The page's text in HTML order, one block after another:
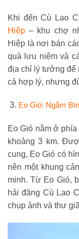
Khi đến Cù Lao
Hiệp – khu chợ
Hiệp là nơi bán
quà lưu niệm và
địa chỉ lý tưởng để
cả hợp lý, nhưng
Eo Gió: Ngắm
Eo Gió nằm ở
khoảng 3 km.
cung, Eo Gió có
nên một khung
minh. Từ Eo Gió,
hải đăng Cù Lao
chụp ảnh và thư